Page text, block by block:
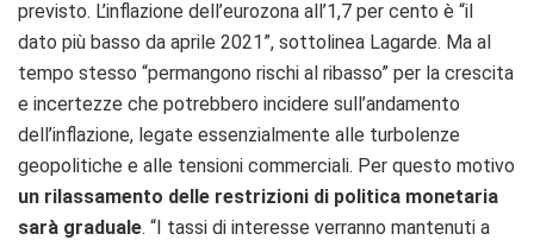
previsto. L’inflazione dell’eurozona all’1,7 per cento è “il
dato più basso da aprile 2021”, sottolinea Lagarde. Ma al
tempo stesso “permangono rischi al ribasso” per la crescita
e incertezze che potrebbero incidere sull’andamento
dell’inflazione, legate essenzialmente alle turbolenze
geopolitiche e alle tensioni commerciali. Per questo motivo
un rilassamento delle restrizioni di politica monetaria
sarà graduale. “I tassi di interesse verranno mantenuti a